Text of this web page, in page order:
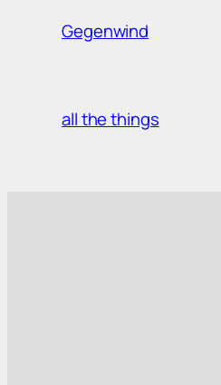
Gegenwind
all the things